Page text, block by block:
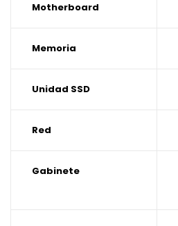
Motherboard
Memoria
Unidad SSD
Red
Gabinete